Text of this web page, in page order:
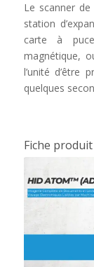
Le scanner
station
carte à
magnétique,
l’unité d’être
quelques
Fiche